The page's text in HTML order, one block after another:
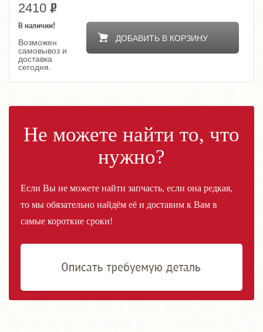
2410
ДОБАВИТЬ В КОРЗИНУ
В наличии!
Возможен
самовывоз и
доставка
сегодня.
Не можете найти то, что
нужно?
Если Вы не можете найти запчасть, если она редкая,
то мы обязательно найдём её и доставим к Вам в
самые короткие сроки!